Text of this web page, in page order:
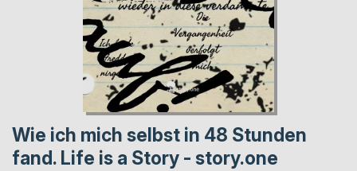
Wie ich mich selbst in 48 Stunden
fand. Life is a Story - story.one